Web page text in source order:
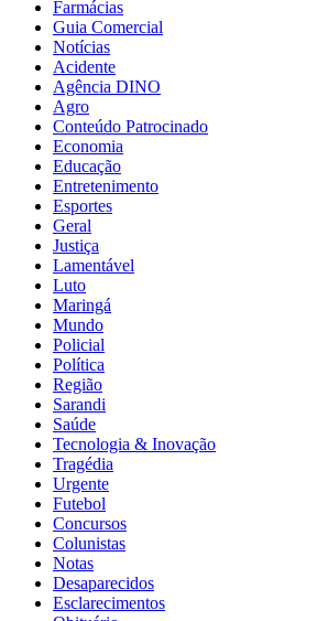
Farmácias
Guia Comercial
Notícias
Acidente
Agência DINO
Agro
Conteúdo Patrocinado
Economia
Educação
Entretenimento
Esportes
Geral
Justiça
Lamentável
Luto
Maringá
Mundo
Policial
Política
Região
Sarandi
Saúde
Tecnologia & Inovação
Tragédia
Urgente
Futebol
Concursos
Colunistas
Notas
Desaparecidos
Esclarecimentos